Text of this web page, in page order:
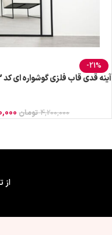
-21%
آینه قدی قاب فلزی گوشواره ای کد ab3-3
4,200,000 تومان
از